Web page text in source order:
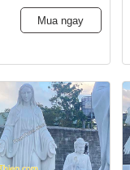
Mua ngay